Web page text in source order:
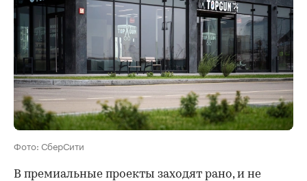
Фото: СберСити
В премиальные проекты заходят рано, и не